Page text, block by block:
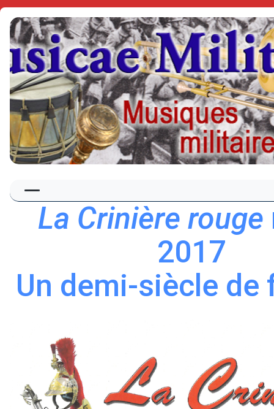
La Crinière rouge
2017
Un demi-siècle de